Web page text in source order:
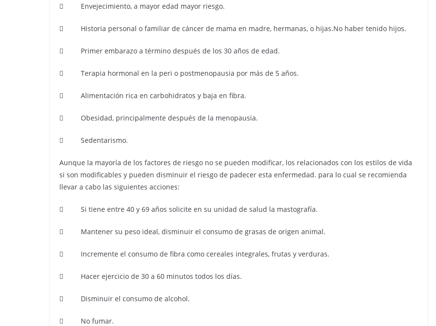
 Envejecimiento, a mayor edad mayor riesgo.
 Historia personal o familiar de cáncer de mama en madre, hermanas, o hijas.No haber tenido hijos.
 Primer embarazo a término después de los 30 años de edad.
 Terapia hormonal en la peri o postmenopausia por más de 5 años.
 Alimentación rica en carbohidratos y baja en fibra.
 Obesidad, principalmente después de la menopausia.
 Sedentarismo.
Aunque la mayoría de los factores de riesgo no se pueden modificar, los relacionados con los estilos de vida
si son modificables y pueden disminuir el riesgo de padecer esta enfermedad. para lo cual se recomienda
llevar a cabo las siguientes acciones:
 Si tiene entre 40 y 69 años solicite en su unidad de salud la mastografía.
 Mantener su peso ideal, disminuir el consumo de grasas de origen animal.
 Incremente el consumo de fibra como cereales integrales, frutas y verduras.
 Hacer ejercicio de 30 a 60 minutos todos los días.
 Disminuir el consumo de alcohol.
 No fumar.